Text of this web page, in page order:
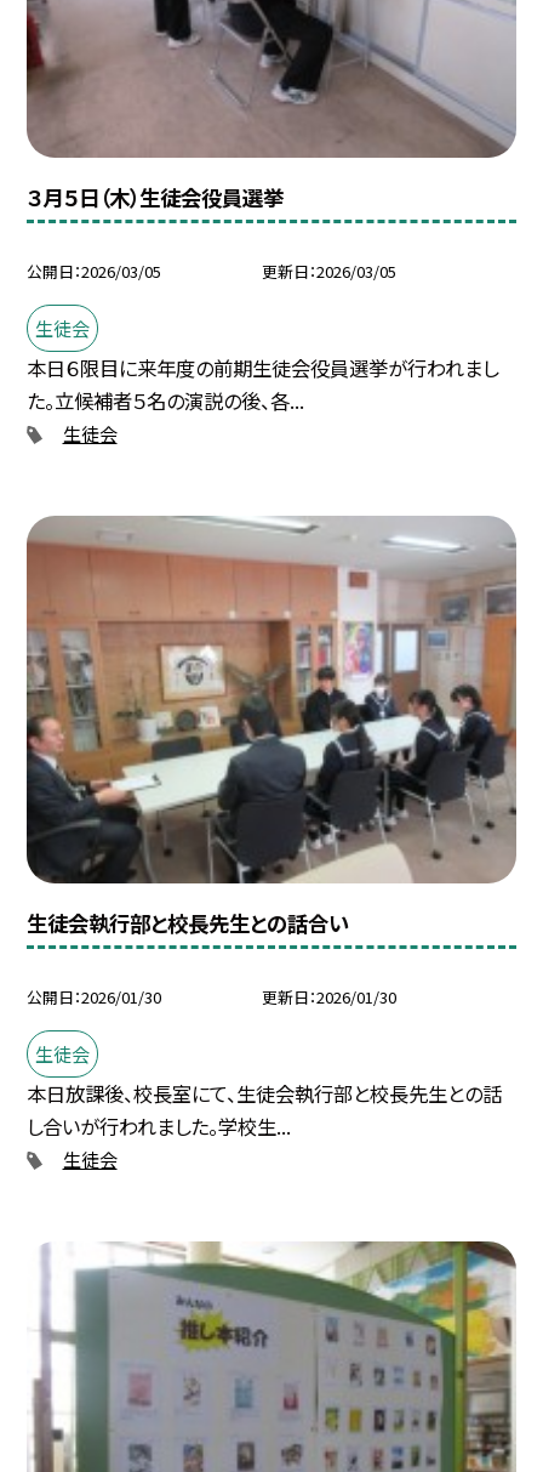
３月５日（木）生徒会役員選挙
公開日 2026/03/05 更新日 2026/03/05
生徒会
本日６限目に来年度の前期生徒会役員選挙が行われまし
た。立候補者５名の演説の後、各...
生徒会
生徒会執行部と校長先生との話合い
公開日 2026/01/30 更新日 2026/01/30
生徒会
本日放課後、校長室にて、生徒会執行部と校長先生との話
し合いが行われました。学校生...
生徒会